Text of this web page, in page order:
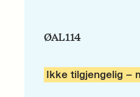
ØAL114
Ikke tilgjengelig –